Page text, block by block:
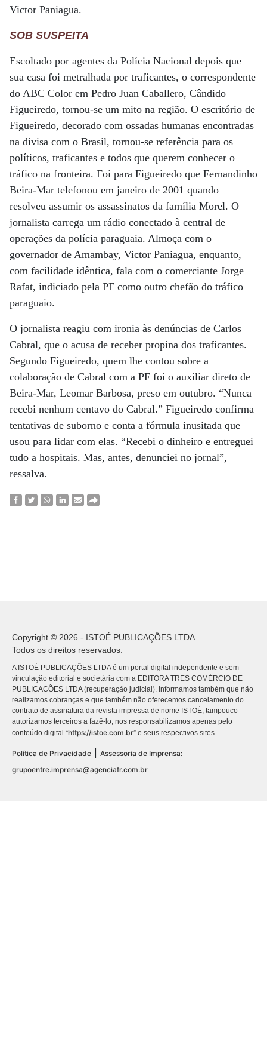
Victor Paniagua.
SOB SUSPEITA
Escoltado por agentes da Polícia Nacional depois que
sua casa foi metralhada por traficantes, o correspondente
do ABC Color em Pedro Juan Caballero, Cândido
Figueiredo, tornou-se um mito na região. O escritório de
Figueiredo, decorado com ossadas humanas encontradas
na divisa com o Brasil, tornou-se referência para os
políticos, traficantes e todos que querem conhecer o
tráfico na fronteira. Foi para Figueiredo que Fernandinho
Beira-Mar telefonou em janeiro de 2001 quando
resolveu assumir os assassinatos da família Morel. O
jornalista carrega um rádio conectado à central de
operações da polícia paraguaia. Almoça com o
governador de Amambay, Victor Paniagua, enquanto,
com facilidade idêntica, fala com o comerciante Jorge
Rafat, indiciado pela PF como outro chefão do tráfico
paraguaio.
O jornalista reagiu com ironia às denúncias de Carlos
Cabral, que o acusa de receber propina dos traficantes.
Segundo Figueiredo, quem lhe contou sobre a
colaboração de Cabral com a PF foi o auxiliar direto de
Beira-Mar, Leomar Barbosa, preso em outubro. “Nunca
recebi nenhum centavo do Cabral.” Figueiredo confirma
tentativas de suborno e conta a fórmula inusitada que
usou para lidar com elas. “Recebi o dinheiro e entreguei
tudo a hospitais. Mas, antes, denunciei no jornal”,
ressalva.
Copyright © 2026 - ISTOÉ PUBLICAÇÕES LTDA
Todos os direitos reservados.
A ISTOÉ PUBLICAÇÕES LTDA é um portal digital independente e sem
vinculação editorial e societária com a EDITORA TRES COMÉRCIO DE
PUBLICACÕES LTDA (recuperação judicial). Informamos também que não
realizamos cobranças e que também não oferecemos cancelamento do
contrato de assinatura da revista impressa de nome ISTOÉ, tampouco
autorizamos terceiros a fazê-lo, nos responsabilizamos apenas pelo
conteúdo digital “https://istoe.com.br” e seus respectivos sites.
Política de Privacidade
Assessoria de Imprensa:
grupoentre.imprensa@agenciafr.com.br